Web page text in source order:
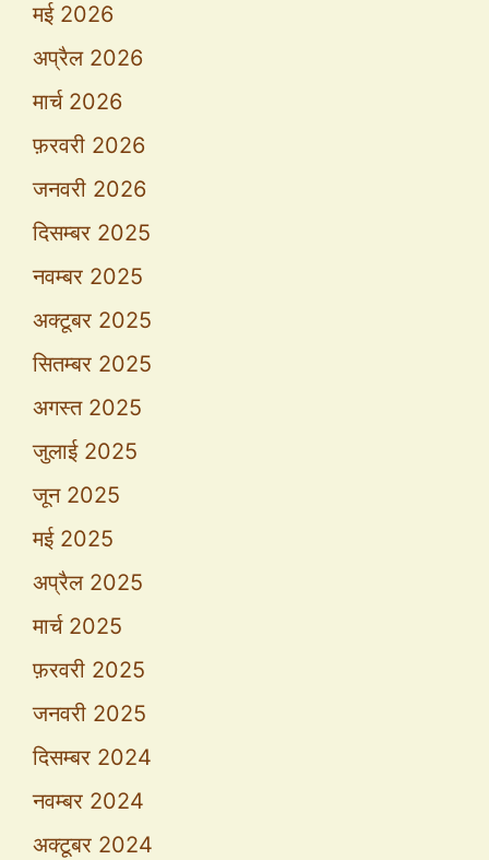
मई 2026
अप्रैल 2026
मार्च 2026
फ़रवरी 2026
जनवरी 2026
दिसम्बर 2025
नवम्बर 2025
अक्टूबर 2025
सितम्बर 2025
अगस्त 2025
जुलाई 2025
जून 2025
मई 2025
अप्रैल 2025
मार्च 2025
फ़रवरी 2025
जनवरी 2025
दिसम्बर 2024
नवम्बर 2024
अक्टूबर 2024